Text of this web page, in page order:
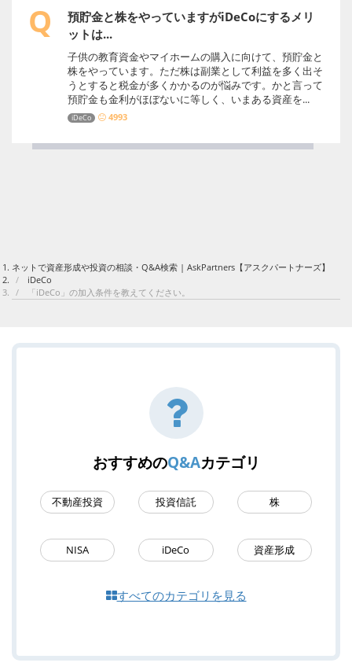
Q
預貯金と株をやっていますがiDeCoにするメリ
ットは...
子供の教育資金やマイホームの購入に向けて、預貯金と
株をやっています。ただ株は副業として利益を多く出そ
うとすると税金が多くかかるのが悩みです。かと言って
預貯金も金利がほぼないに等しく、いまある資産を...
iDeCo 4993
ネットで資産形成や投資の相談・Q&A検索 | AskPartners【アスクパートナーズ】
iDeCo
「iDeCo」の加入条件を教えてください。
おすすめのQ&Aカテゴリ
不動産投資 投資信託 株
NISA iDeCo 資産形成
すべてのカテゴリを見る